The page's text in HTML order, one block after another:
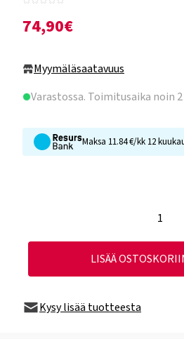
74,90€
Myymäläsaatavuus
Varastossa. Toimitusaika noin
Maksa 11.84 €/kk 12
LISÄÄ
Kysy lisää tuotteesta